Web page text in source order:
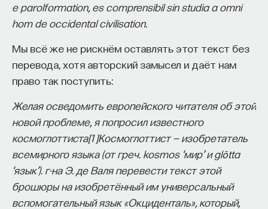
e parolformation, es comprensibil sin studia a omni
hom de occidental civilisation.
Мы всё же не рискнём оставлять этот текст без
перевода, хотя авторский замысел и даёт нам
право так поступить:
Желая осведомить европейского читателя об этой
новой проблеме, я попросил известного
космоглоттиста[1]Космоглоттист — изобретатель
всемирного языка (от греч. kosmos ‘мир’ и glōtta
‘язык’). г-на Э. де Валя перевести текст этой
брошюры на изобретённый им универсальный
вспомогательный язык «Окциденталь», который,